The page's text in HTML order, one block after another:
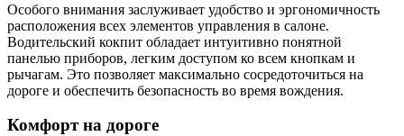
Особого внимания заслуживает удобство и эргономичность
расположения всех элементов управления в салоне.
Водительский кокпит обладает интуитивно понятной
панелью приборов, легким доступом ко всем кнопкам и
рычагам. Это позволяет максимально сосредоточиться на
дороге и обеспечить безопасность во время вождения.
Комфорт на дороге